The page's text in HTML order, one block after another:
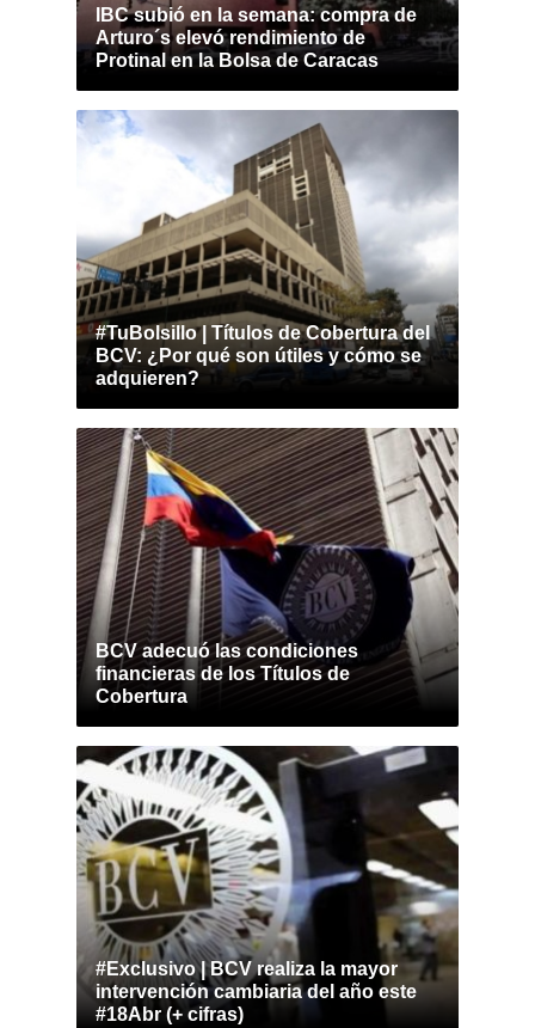
IBC subió en la semana: compra de
Arturo´s elevó rendimiento de
Protinal en la Bolsa de Caracas
#TuBolsillo | Títulos de Cobertura del
BCV: ¿Por qué son útiles y cómo se
adquieren?
BCV adecuó las condiciones
financieras de los Títulos de
Cobertura
#Exclusivo | BCV realiza la mayor
intervención cambiaria del año este
#18Abr (+ cifras)